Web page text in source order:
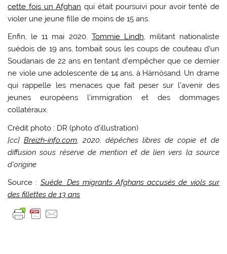
cette fois un Afghan qui était poursuivi pour avoir tenté de
violer une jeune fille de moins de 15 ans.
Enfin, le 11 mai 2020, Tommie Lindh, militant nationaliste
suédois de 19 ans, tombait sous les coups de couteau d’un
Soudanais de 22 ans en tentant d’empêcher que ce dernier
ne viole une adolescente de 14 ans, à Härnösand. Un drame
qui rappelle les menaces que fait peser sur l’avenir des
jeunes européens l’immigration et des dommages
collatéraux.
Crédit photo : DR (photo d’illustration)
[cc]Breizh-info.com , 2020, dépêches libres de copie et de
diffusion sous réserve de mention et de lien vers la source
d’origine
Source : Suède. Des migrants Afghans accusés de viols sur
des fillettes de 13 ans